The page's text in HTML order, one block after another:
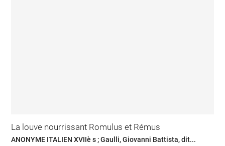
La louve nourrissant Romulus et Rémus
ANONYME ITALIEN XVIIè s ; Gaulli, Giovanni Battista, dit...